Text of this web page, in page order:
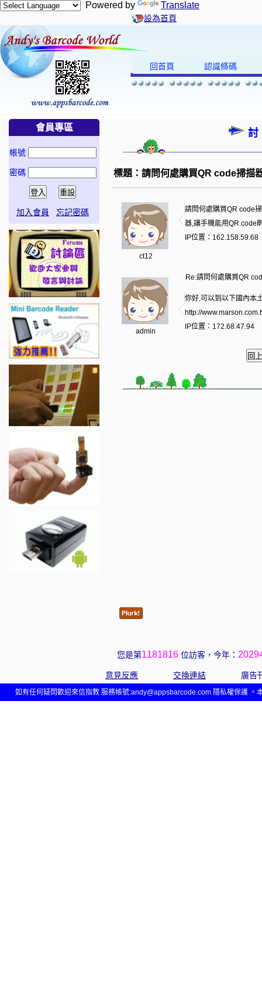
Powered by Translate
設為首頁
回首頁 認識條碼
會員專區
帳號
密碼
加入會員 忘記密碼
討
標題：請問何處購買QR code掃描
ct12
請問何處購買QR code
器,讓手機能用QR code
IP位置：162.158.59.68
admin
Re:請問何處購買QR
你好,可以到以下國內本
http://
IP位置：172.68.47.94
您是第1181816 位訪客，今年：
意見反應 交換連結 廣告
如有任何疑問歡迎來信指教 服務帳號:andy@appsbarcode.com 隱私權保護